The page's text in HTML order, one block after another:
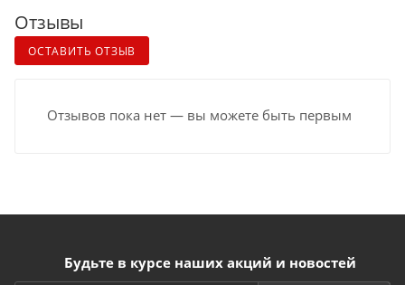
Отзывы
ОСТАВИТЬ ОТЗЫВ
Отзывов пока нет — вы можете быть первым
Будьте в курсе наших акций и новостей